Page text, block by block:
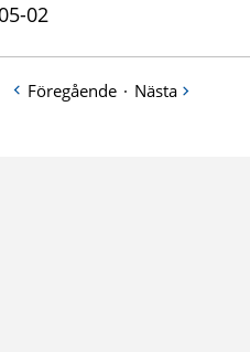
02
Föregående · Nästa